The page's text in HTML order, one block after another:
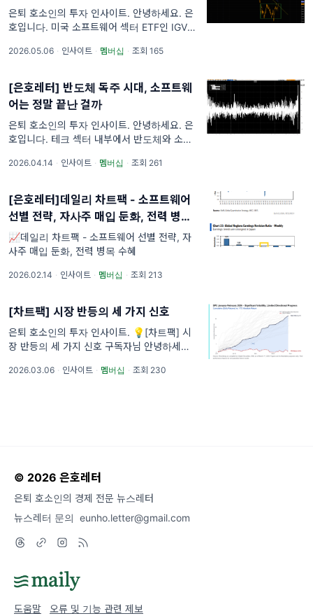
은퇴 호소인의 투자 인사이트. 안녕하세요. 은
호입니다. 미국 소프트웨어 섹터 ETF인 IGV가
기 하락 추세선까지 돌파했습니다. 위쪽으로는
2026.05.06 · 인사이트 · 멤버십 · 조회 165
[은호레터] 반도체 독주 시대, 소프트웨
어는 정말 끝난 걸까
은퇴 호소인의 투자 인사이트. 안녕하세요. 은
호입니다. 테크 섹터 내부에서 반도체와 소프트
반도체 ETF SOXX는 12개월 수익률 108%로
2026.04.14 · 인사이트 · 멤버십 · 조회 261
[은호레터]데일리 차트팩 - 소프트웨어
선별 전략, 자사주 매입 둔화, 전력 병목
수혜
📈데일리 차트팩 - 소프트웨어 선별 전략, 자
사주 매입 둔화, 전력 병목 수혜
2026.02.14 · 인사이트 · 멤버십 · 조회 213
[차트팩] 시장 반등의 세 가지 신호
은퇴 호소인의 투자 인사이트. 💡[차트팩] 시
장 반등의 세 가지 신호 구독자님 안녕하세요.
2026.03.06 · 인사이트 · 멤버십 · 조회 230
© 2026 은호레터
은퇴 호소인의 경제 전문 뉴스레터
뉴스레터 문의 eunho.letter@gmail.com
도움말 오류 및 기능 관련 제보